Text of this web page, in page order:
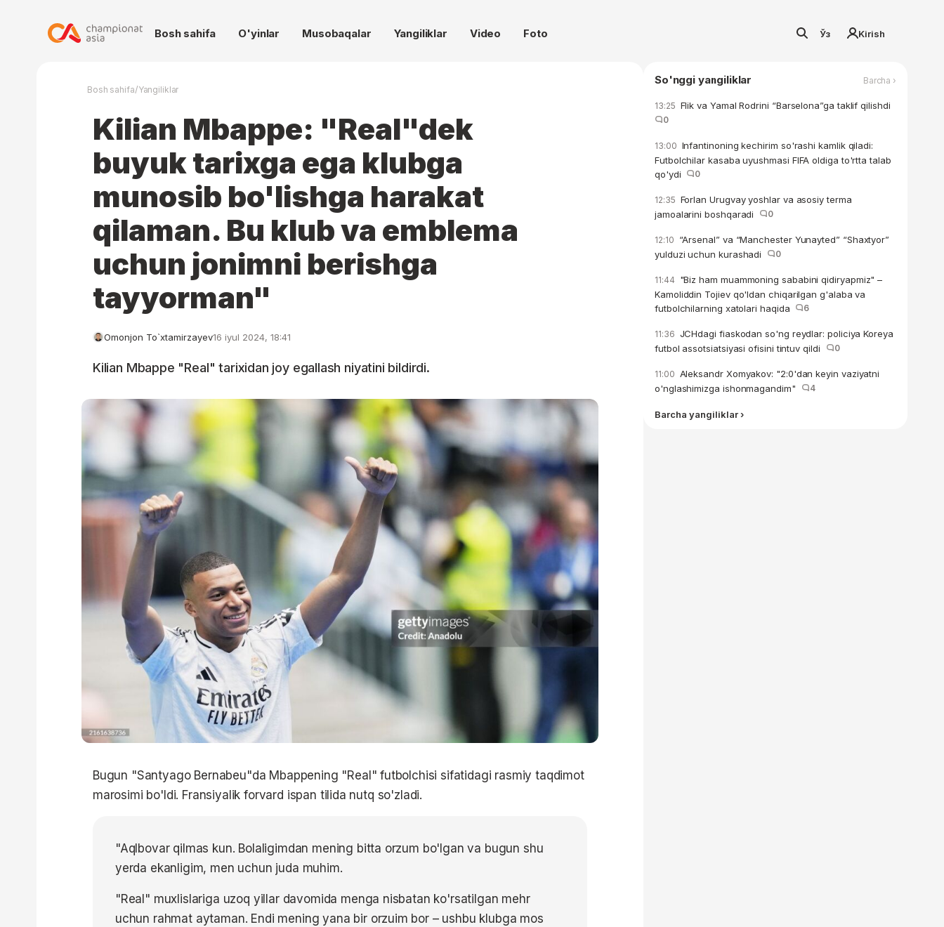
Bosh sahifa O'yinlar Musobaqalar Yangiliklar Video Foto Ўз Kirish
Bosh sahifa/Yangiliklar
Kilian Mbappe: "Real"dek
buyuk tarixga ega klubga
munosib bo'lishga harakat
qilaman. Bu klub va emblema
uchun jonimni berishga
tayyorman"
Omonjon To`xtamirzayev16 iyul 2024, 18:41
Kilian Mbappe "Real" tarixidan joy egallash niyatini bildirdi.
Bugun "Santyago Bernabeu"da Mbappening "Real" futbolchisi sifatidagi rasmiy taqdimot
marosimi bo'ldi. Fransiyalik forvard ispan tilida nutq so'zladi.
"Aqlbovar qilmas kun. Bolaligimdan mening bitta orzum bo'lgan va bugun shu
yerda ekanligim, men uchun juda muhim.
"Real" muxlislariga uzoq yillar davomida menga nisbatan ko'rsatilgan mehr
uchun rahmat aytaman. Endi mening yana bir orzuim bor – ushbu klubga mos
So'nggi yangiliklar Barcha ›
13:25 Flik va Yamal Rodrini “Barselona”ga taklif qilishdi
0
13:00 Infantinoning kechirim so'rashi kamlik qiladi:
Futbolchilar kasaba uyushmasi FIFA oldiga to'rtta talab
qo'ydi
0
12:35 Forlan Urugvay yoshlar va asosiy terma
jamoalarini boshqaradi
0
12:10 “Arsenal” va “Manchester Yunayted” “Shaxtyor”
yulduzi uchun kurashadi
0
11:44 "Biz ham muammoning sababini qidiryapmiz" –
Kamoliddin Tojiev qo'ldan chiqarilgan g'alaba va
futbolchilarning xatolari haqida
6
11:36 JCHdagi fiaskodan so'ng reydlar: policiya Koreya
futbol assotsiatsiyasi ofisini tintuv qildi
0
11:00 Aleksandr Xomyakov: "2:0'dan keyin vaziyatni
o'nglashimizga ishonmagandim"
4
Barcha yangiliklar ›